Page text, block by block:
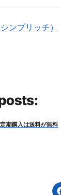
アーモンドを毎
5キロ痩せる簡
ムームードメイ
FRONTIER ス
使った分だけ
ンプリッチ）
期購入は送料が無料